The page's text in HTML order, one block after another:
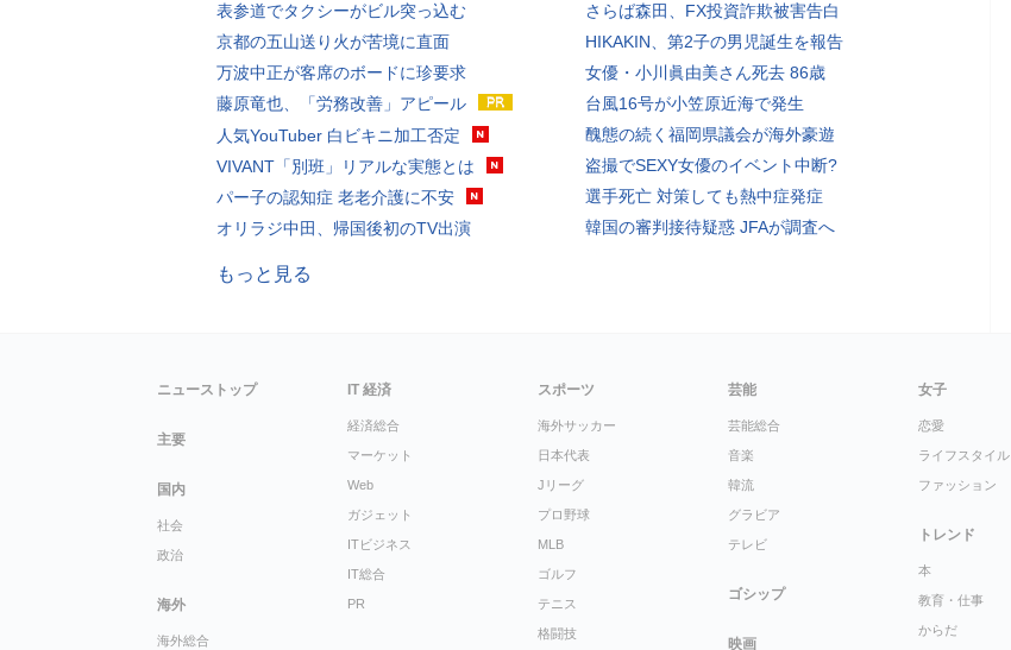
表参道でタクシーがビル突っ込む
京都の五山送り火が苦境に直面
万波中正が客席のボードに珍要求
藤原竜也、「労務改善」アピール
人気YouTuber 白ビキニ加工否定
VIVANT「別班」リアルな実態とは
パー子の認知症 老老介護に不安
オリラジ中田、帰国後初のTV出演
さらば森田、FX投資詐欺被害告白
HIKAKIN、第2子の男児誕生を報告
女優・小川眞由美さん死去 86歳
台風16号が小笠原近海で発生
醜態の続く福岡県議会が海外豪遊
盗撮でSEXY女優のイベント中断?
選手死亡 対策しても熱中症発症
韓国の審判接待疑惑 JFAが調査へ
もっと見る
ニューストップ
主要
国内
社会
政治
海外
海外総合
IT 経済
経済総合
マーケット
Web
ガジェット
ITビジネス
IT総合
PR
スポーツ
海外サッカー
日本代表
Jリーグ
プロ野球
MLB
ゴルフ
テニス
格闘技
芸能
芸能総合
音楽
韓流
グラビア
テレビ
ゴシップ
映画
女子
恋愛
ライフスタイル
ファッション
トレンド
本
教育・仕事
からだ